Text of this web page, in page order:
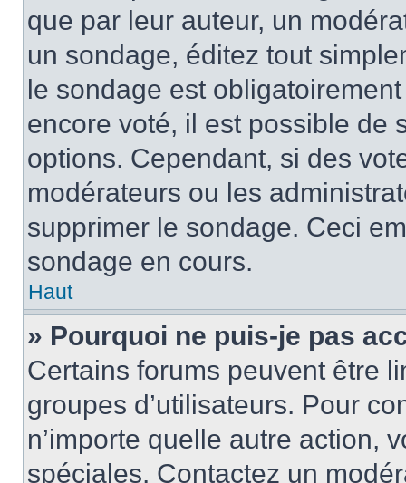
que par leur auteur, un
un sondage, éditez tout
le sondage est
encore voté, il est possible de
options. Cependant, si des
modérateurs ou les
supprimer le sondage. Ceci
sondage en cours.
Haut
» Pourquoi ne puis-je pas
Certains forums peuvent être
groupes d’utilisateurs. Pour
n’importe quelle autre action,
spéciales. Contactez un